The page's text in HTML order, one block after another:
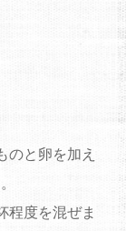
のと卵を加え
程度を混ぜま